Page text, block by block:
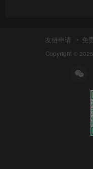
友链申请 免
Copyright © 2025